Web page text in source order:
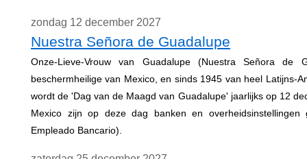
zondag 12 december 2027
Nuestra Señora de Guadalupe
Onze-Lieve-Vrouw van Guadalupe (Nuestra Señora de
beschermheilige van Mexico, en sinds 1945 van heel Latijns-
wordt de 'Dag van de Maagd van Guadalupe' jaarlijks op 12
Mexico zijn op deze dag banken en overheidsinstellingen
Empleado Bancario).